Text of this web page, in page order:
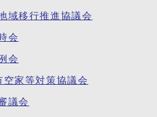
域移行推進協議会
会
会
空家等対策協議会
議会